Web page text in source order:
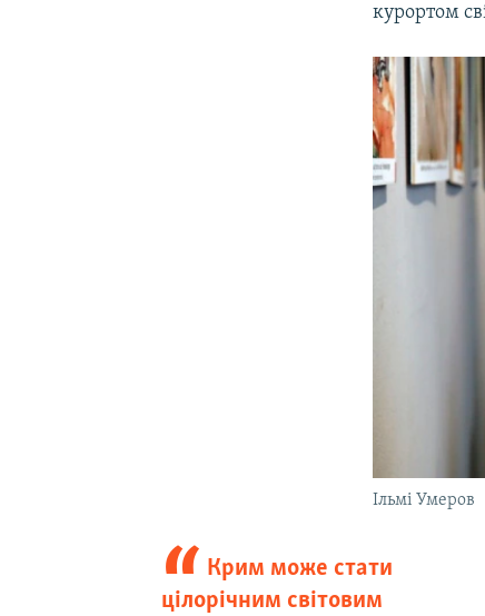
курортом
Ільмі Умеров
Крим може стати
цілорічним світовим